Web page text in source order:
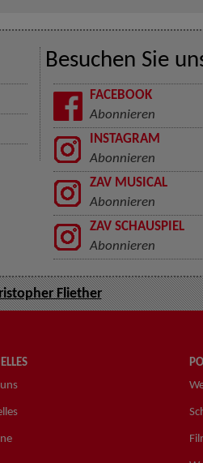
Besuchen Sie
FACEBOOK
Abonnieren
INSTAGRAM
Abonnieren
ZAV MUSICAL
Abonnieren
ZAV SCHAUSPIEL
Abonnieren
Fliether